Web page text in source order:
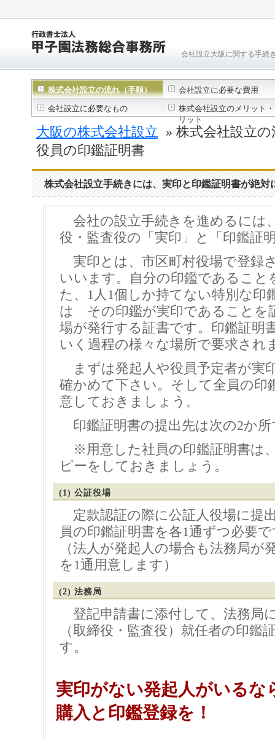
会社設立大阪に関する手続
株式会社設立の流れ（手順）
会社設立に必要な費用
会社設立に必要なもの
株式会社設立のメリット
リット
大阪の株式会社設立 » 株式会社設立
役員の印鑑証明書
株式会社設立手続きには、実印と印鑑証明書が絶対
会社の設立手続きを進めるには
役・監査役の「実印」と「印鑑証
実印とは、市区町村役場で登録
いいます。自分の印鑑であること
た、1人1個しか持てない特別な印
は その印鑑が実印であることを
場が発行する証書です。印鑑証明
いく過程の様々な場所で要求され
まずは発起人や役員予定者が実
確かめて下さい。そして全員の印
意しておきましょう。
印鑑証明書の提出先は次の2か所
※用意した社員の印鑑証明書は
ピーをしておきましょう。
(1) 公証役場
定款認証の際に公証人役場に提
員の印鑑証明書を各1通ずつ必要
（法人が発起人の場合も法務局が
を1通用意します）
(2) 法務局
登記申請書に添付して、法務局
（取締役・監査役）就任者の印鑑
す。
実印がない発起人がいるな
購入と印鑑登録を！